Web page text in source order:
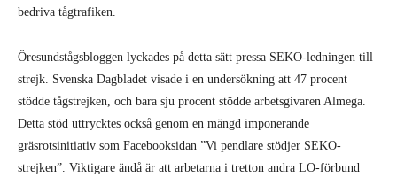
bedriva tågtrafiken.
Öresundstågsbloggen lyckades på detta sätt pressa SEKO-ledningen till
strejk. Svenska Dagbladet visade i en undersökning att 47 procent
stödde tågstrejken, och bara sju procent stödde arbetsgivaren Almega.
Detta stöd uttrycktes också genom en mängd imponerande
gräsrotsinitiativ som Facebooksidan ”Vi pendlare stödjer SEKO-
strejken”. Viktigare ändå är att arbetarna i tretton andra LO-förbund